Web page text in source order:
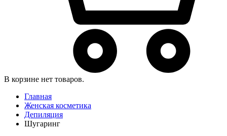
В корзине нет товаров.
Главная
Женская косметика
Депиляция
Шугаринг